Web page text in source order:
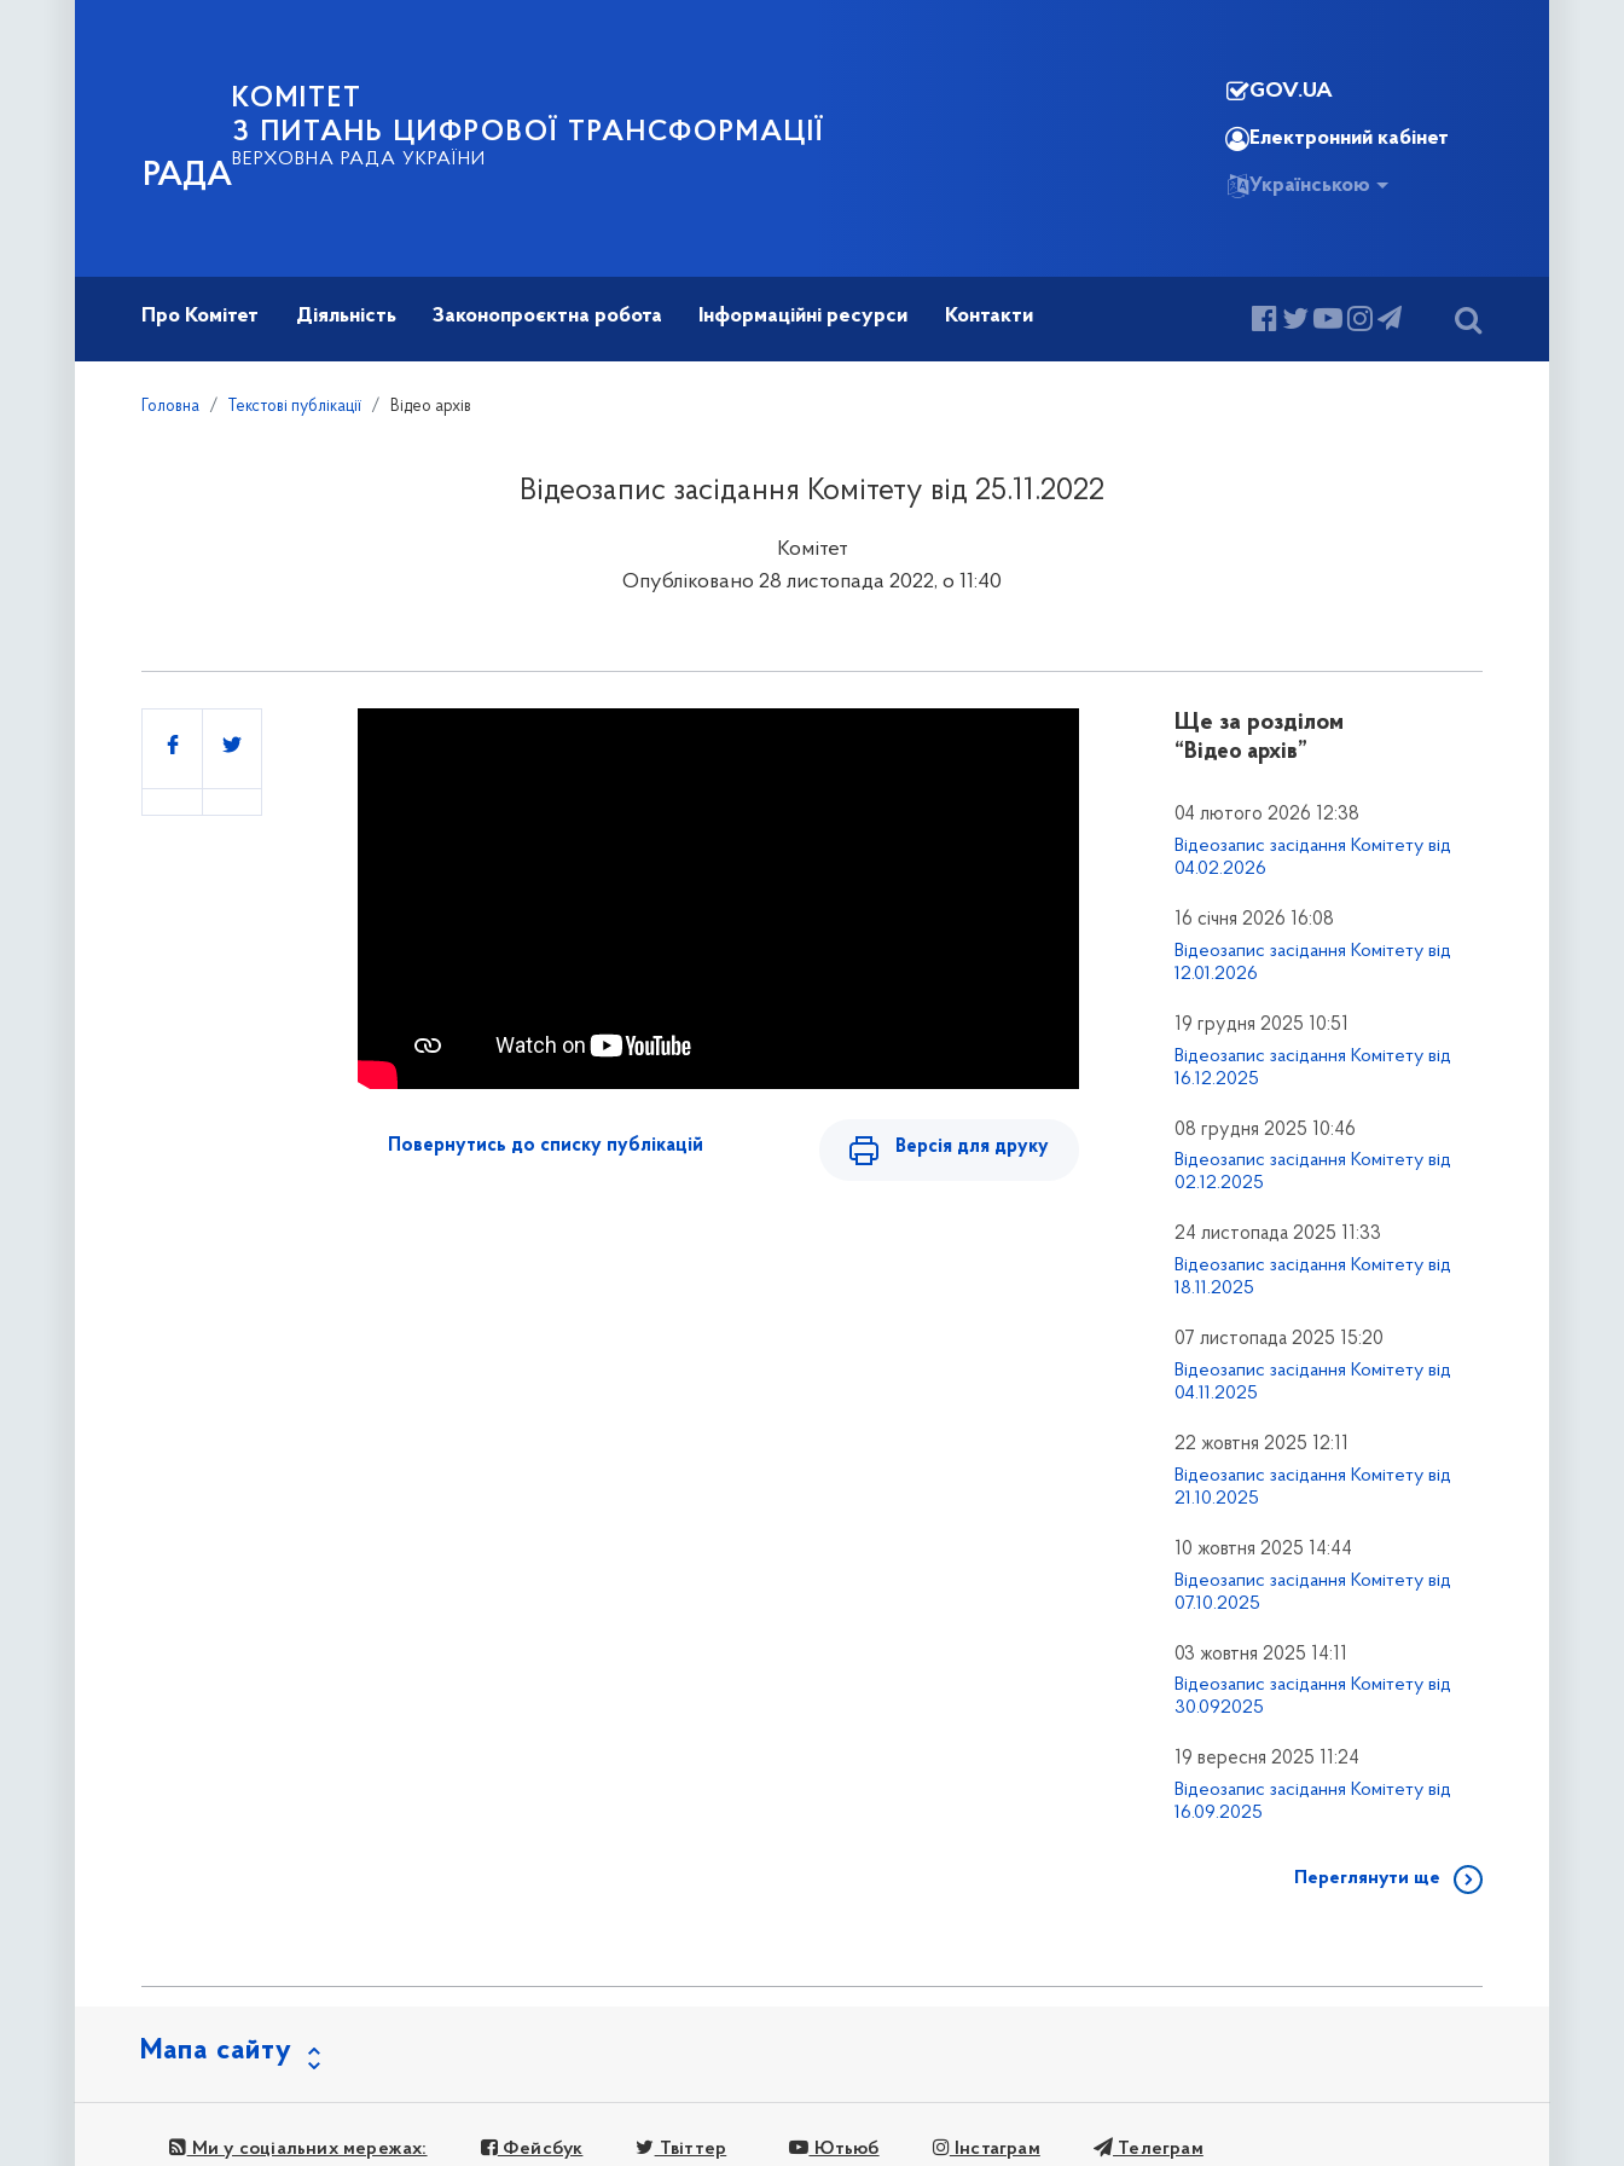
РАДА
КОМІТЕТ
З ПИТАНЬ ЦИФРОВОЇ ТРАНСФОРМАЦІЇ
ВЕРХОВНА РАДА УКРАЇНИ
GOV.UA
Електронний кабінет
Українською
Про Комітет Діяльність Законопроєктна робота Інформаційні ресурси Контакти
Головна Текстові публікації Відео архів
Відеозапис засідання Комітету від 25.11.2022
Комітет
Опубліковано 28 листопада 2022, о 11:40
Поділитись
Повернутись до списку публікацій Версія для друку
Ще за розділом
“Відео архів”
04 лютого 2026 12:38
Відеозапис засідання Комітету від
04.02.2026
16 січня 2026 16:08
Відеозапис засідання Комітету від
12.01.2026
19 грудня 2025 10:51
Відеозапис засідання Комітету від
16.12.2025
08 грудня 2025 10:46
Відеозапис засідання Комітету від
02.12.2025
24 листопада 2025 11:33
Відеозапис засідання Комітету від
18.11.2025
07 листопада 2025 15:20
Відеозапис засідання Комітету від
04.11.2025
22 жовтня 2025 12:11
Відеозапис засідання Комітету від
21.10.2025
10 жовтня 2025 14:44
Відеозапис засідання Комітету від
07.10.2025
03 жовтня 2025 14:11
Відеозапис засідання Комітету від
30.092025
19 вересня 2025 11:24
Відеозапис засідання Комітету від
16.09.2025
Переглянути ще
Мапа сайту
Ми у соціальних мережах: Фейсбук Твіттер Ютьюб Інстаграм Телеграм